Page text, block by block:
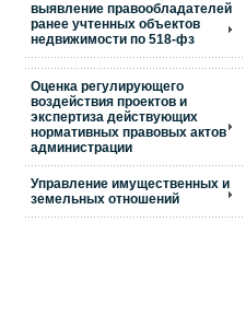
выявление правообладателей
ранее учтенных объектов
недвижимости по 518-фз
Оценка регулирующего
воздействия проектов и
экспертиза действующих
нормативных правовых актов
администрации
Управление имущественных и
земельных отношений